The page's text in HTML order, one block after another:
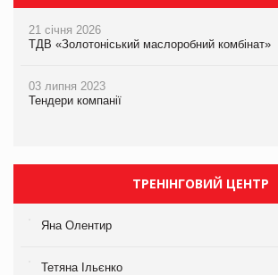
21 січня 2026
ТДВ «Золотоніський маслоробний комбінат»
03 липня 2023
Тендери компанії
ТРЕНІНГОВИЙ ЦЕНТР
Яна Олентир
Тетяна Ільєнко